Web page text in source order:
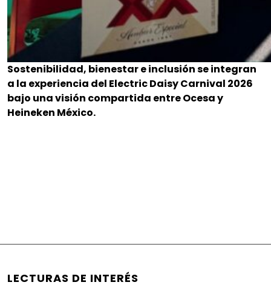
Sostenibilidad, bienestar e inclusión se integran
a la experiencia del Electric Daisy Carnival 2026
bajo una visión compartida entre Ocesa y
Heineken México.
LECTURAS DE INTERÉS